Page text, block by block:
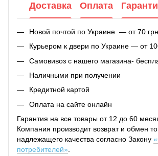
Доставка Оплата
Новой почтой по Украине — от 70 грн.
Курьером к двери по Украине — от
Самовивоз с нашего магазина-
Наличными при получении
Кредитной картой
Оплата на сайте онлайн
Гарантия на все товары от 12 до 60
Компания производит возврат и обмен
надлежащего качества согласно Закону
потребителей»